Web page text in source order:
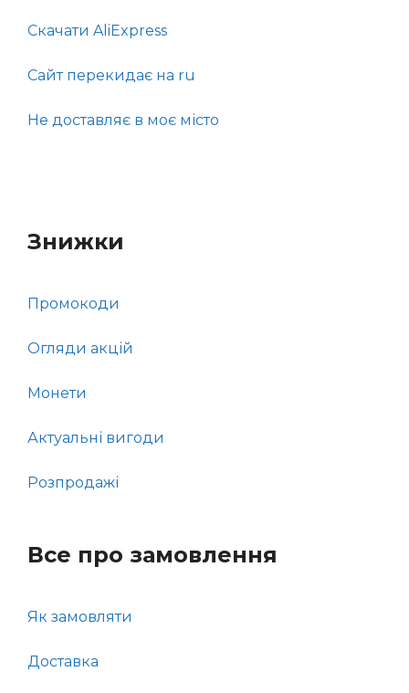
Скачати AliExpress
Сайт перекидає на ru
Не доставляє в моє місто
Знижки
Промокоди
Огляди акцій
Монети
Актуальні вигоди
Розпродажі
Все про замовлення
Як замовляти
Доставка